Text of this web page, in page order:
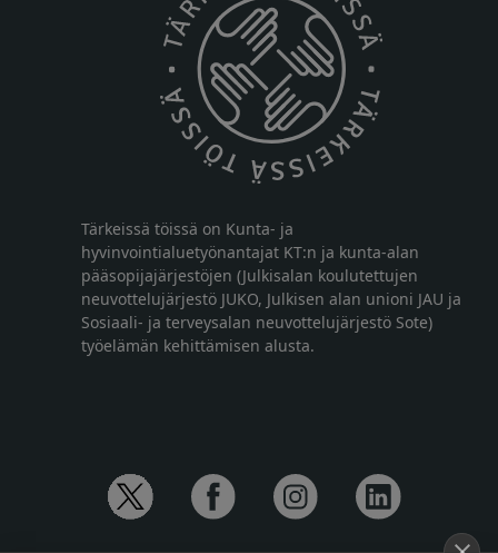
Tärkeissä töissä on Kunta- ja
hyvinvointialuetyönantajat KT:n ja kunta-alan
pääsopijajärjestöjen (Julkisalan koulutettujen
neuvottelujärjestö JUKO, Julkisen alan unioni JAU ja
Sosiaali- ja terveysalan neuvottelujärjestö Sote)
työelämän kehittämisen alusta.